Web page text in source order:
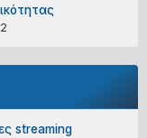
streaming